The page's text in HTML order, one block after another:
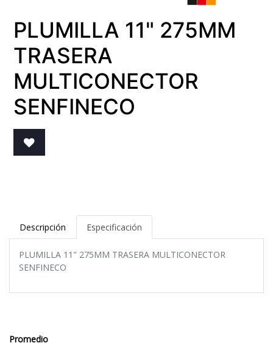
PLUMILLA 11" 275MM
TRASERA
MULTICONECTOR
SENFINECO
Descripción Especificación
PLUMILLA 11" 275MM TRASERA MULTICONECTOR
SENFINECO
Promedio